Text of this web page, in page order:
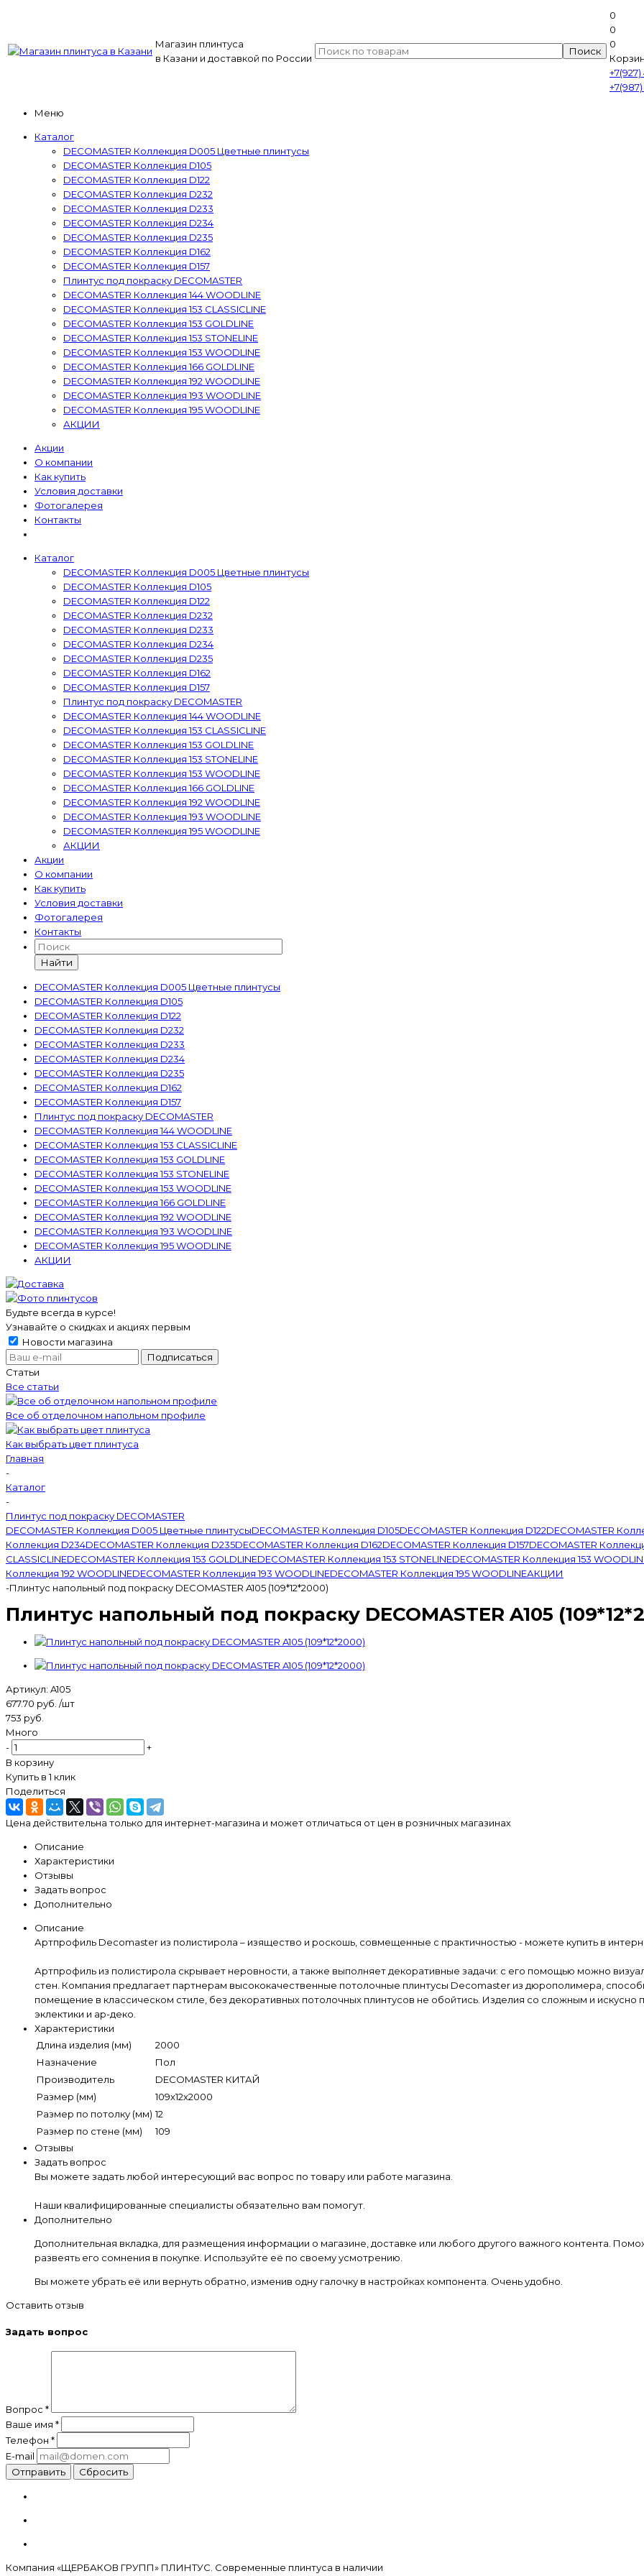
Магазин плинтуса
в Казани и доставкой по России
0
0
0
Меню
Каталог
DECOMASTER Коллекция D005 Цветные плинтусы
DECOMASTER Коллекция D105
DECOMASTER Коллекция D122
DECOMASTER Коллекция D232
DECOMASTER Коллекция D233
DECOMASTER Коллекция D234
DECOMASTER Коллекция D235
DECOMASTER Коллекция D162
DECOMASTER Коллекция D157
Плинтус под покраску DECOMASTER
DECOMASTER Коллекция 144 WOODLINE
DECOMASTER Коллекция 153 CLASSICLINE
DECOMASTER Коллекция 153 GOLDLINE
DECOMASTER Коллекция 153 STONELINE
DECOMASTER Коллекция 153 WOODLINE
DECOMASTER Коллекция 166 GOLDLINE
DECOMASTER Коллекция 192 WOODLINE
DECOMASTER Коллекция 193 WOODLINE
DECOMASTER Коллекция 195 WOODLINE
АКЦИИ
Акции
О компании
Как купить
Условия доставки
Фотогалерея
Контакты
Каталог
DECOMASTER Коллекция D005 Цветные плинтусы
DECOMASTER Коллекция D105
DECOMASTER Коллекция D122
DECOMASTER Коллекция D232
DECOMASTER Коллекция D233
DECOMASTER Коллекция D234
DECOMASTER Коллекция D235
DECOMASTER Коллекция D162
DECOMASTER Коллекция D157
Плинтус под покраску DECOMASTER
DECOMASTER Коллекция 144 WOODLINE
DECOMASTER Коллекция 153 CLASSICLINE
DECOMASTER Коллекция 153 GOLDLINE
DECOMASTER Коллекция 153 STONELINE
DECOMASTER Коллекция 153 WOODLINE
DECOMASTER Коллекция 166 GOLDLINE
DECOMASTER Коллекция 192 WOODLINE
DECOMASTER Коллекция 193 WOODLINE
DECOMASTER Коллекция 195 WOODLINE
АКЦИИ
Акции
О компании
Как купить
Условия доставки
Фотогалерея
Контакты
Найти
DECOMASTER Коллекция D005 Цветные плинтусы
DECOMASTER Коллекция D105
DECOMASTER Коллекция D122
DECOMASTER Коллекция D232
DECOMASTER Коллекция D233
DECOMASTER Коллекция D234
DECOMASTER Коллекция D235
DECOMASTER Коллекция D162
DECOMASTER Коллекция D157
Плинтус под покраску DECOMASTER
DECOMASTER Коллекция 144 WOODLINE
DECOMASTER Коллекция 153 CLASSICLINE
DECOMASTER Коллекция 153 GOLDLINE
DECOMASTER Коллекция 153 STONELINE
DECOMASTER Коллекция 153 WOODLINE
DECOMASTER Коллекция 166 GOLDLINE
DECOMASTER Коллекция 192 WOODLINE
DECOMASTER Коллекция 193 WOODLINE
DECOMASTER Коллекция 195 WOODLINE
АКЦИИ
Будьте всегда в курсе!
Узнавайте о скидках и акциях первым
Новости магазина
Статьи
Все статьи
Все об отделочном напольном профиле
Как выбрать цвет плинтуса
Главная
-
Каталог
-
Плинтус под покраску DECOMASTER
DECOMASTER Коллекция D005 Цветные плинтусыDECOMASTER Коллекция D105DECOMASTER Коллекция D122DECOMASTER
Коллекция D234DECOMASTER Коллекция D235DECOMASTER Коллекция D162DECOMASTER Коллекция D157DECOMASTER
CLASSICLINEDECOMASTER Коллекция 153 GOLDLINEDECOMASTER Коллекция 153 STONELINEDECOMASTER Коллекция 153
Коллекция 192 WOODLINEDECOMASTER Коллекция 193 WOODLINEDECOMASTER Коллекция 195 WOODLINEАКЦИИ
-Плинтус напольный под покраску DECOMASTER A105 (109*12*2000)
Плинтус напольный под покраску DECOMASTER A105
Артикул: A105
677.70 руб. /шт
753 руб.
Много
-
+
В корзину
Купить в 1 клик
Поделиться
Цена действительна только для интернет-магазина и может отличаться от цен в розничных магазинах
Описание
Характеристики
Отзывы
Задать вопрос
Дополнительно
Описание
Артпрофиль Decomaster из полистирола – изящество и роскошь, совмещенные с практичностью - можете купить в
Артпрофиль из полистирола скрывает неровности, а также выполняет декоративные задачи: с его помощью можно
стен. Компания предлагает партнерам высококачественные потолочные плинтусы Decomaster из дюрополимера,
помещение в классическом стиле, без декоративных потолочных плинтусов не обойтись. Изделия со сложным и
эклектики и ар-деко.
Характеристики
Длина изделия (мм)
2000
Назначение
Пол
Производитель
DECOMASTER КИТАЙ
Размер (мм)
109x12x2000
Размер по потолку (мм) 12
Размер по стене (мм)
109
Отзывы
Задать вопрос
Вы можете задать любой интересующий вас вопрос по товару или работе магазина.
Наши квалифицированные специалисты обязательно вам помогут.
Дополнительно
Дополнительная вкладка, для размещения информации о магазине, доставке или любого другого важного контента.
развеять его сомнения в покупке. Используйте её по своему усмотрению.
Вы можете убрать её или вернуть обратно, изменив одну галочку в настройках компонента. Очень удобно.
Оставить отзыв
Задать вопрос
Вопрос *
Ваше имя *
Телефон *
E-mail
Сбросить
Компания «ЩЕРБАКОВ ГРУПП» ПЛИНТУС. Современные плинтуса в наличии